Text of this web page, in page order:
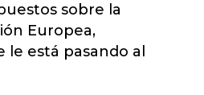
sobre la
Europea,
está pasando al